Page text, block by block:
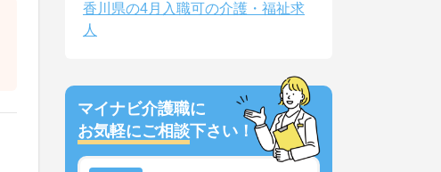
香川県の4月入職可の介護・福祉求
人
マイナビ介護職に
お気軽にご相談下さい！